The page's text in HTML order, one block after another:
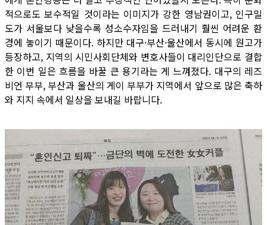
적으로도 보수적일 것이라는 이미지가 강한 영남권이고, 인구밀
도가 서울보다 낮을수록 성소수자임을 드러내기 훨씬 어려운 환
경에 놓이기 때문이다. 하지만 대구·부산·울산에서 동시에 원고가
등장하고, 지역의 시민사회단체와 변호사들이 대리인단으로 결합
한 이번 일은 흐름을 바꿀 큰 용기라는 게 느껴졌다. 대구의 레즈
비언 부부, 부산과 울산의 게이 부부가 지역에서 앞으로 많은 축하
와 지지 속에서 일상을 보내길 바랍니다.